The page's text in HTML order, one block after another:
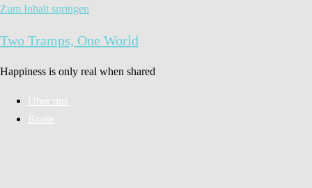
Zum Inhalt springen
Two Tramps, One World
Happiness is only real when shared
Über uns
Route